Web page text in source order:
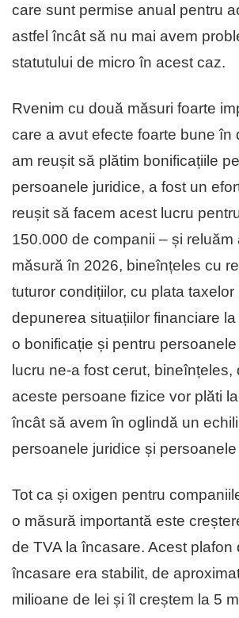
care sunt permise anual pentru
astfel încât să nu mai avem
statutului de micro în acest caz.
Rvenim cu două măsuri foarte
care a avut efecte foarte bune în
am reușit să plătim bonificațiile
persoanele juridice, a fost un
reușit să facem acest lucru
150.000 de companii – și reluăm
măsură în 2026, bineînțeles cu
tuturor condițiilor, cu plata taxelor
depunerea situațiilor financiare
o bonificație și pentru
lucru ne-a fost cerut, bineînțeles,
aceste persoane fizice vor plăti
încât să avem în oglindă un
persoanele juridice și persoanele
Tot ca și oxigen pentru
o măsură importantă este
de TVA la încasare. Acest plafon
încasare era stabilit, de
milioane de lei și îl creștem la 5